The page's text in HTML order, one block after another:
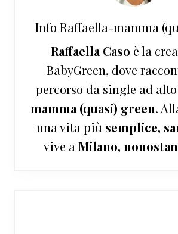
Info Raffaella-mamma
Raffaella Caso è la
BabyGreen, dove
percorso da single ad
mamma (quasi) green.
una vita più semplice,
vive a Milano,